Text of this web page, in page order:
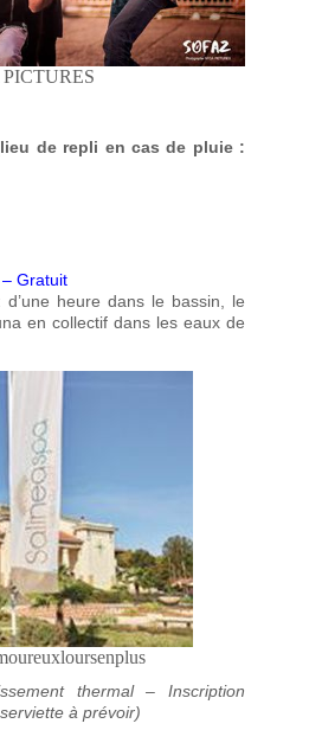
de repli en cas de pluie :
Gratuit
heure dans le bassin, le
en collectif dans les eaux de
thermal – Inscription
à prévoir)